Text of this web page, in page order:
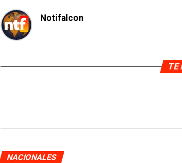
Notifalcon
TE
NACIONALES